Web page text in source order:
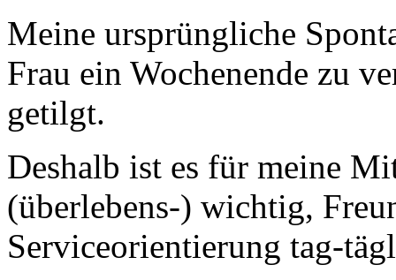
Meine ursprüngliche
Frau ein Wochenende zu
getilgt.
Deshalb ist es für meine
(überlebens-) wichtig,
Serviceorientierung tag-